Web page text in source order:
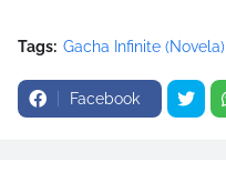
Tags: Gacha Infinite (Novela)
Facebook